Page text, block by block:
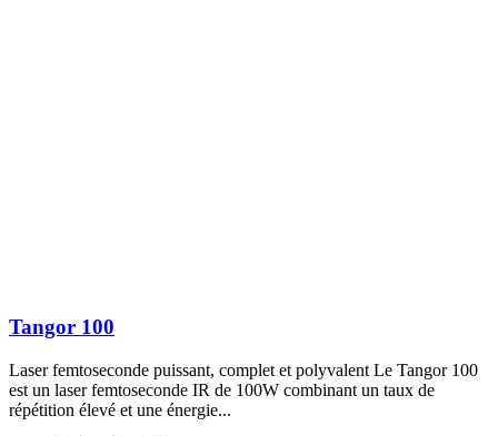
Tangor 100
Laser femtoseconde puissant, complet et polyvalent Le Tangor 100
est un laser femtoseconde IR de 100W combinant un taux de
répétition élevé et une énergie...